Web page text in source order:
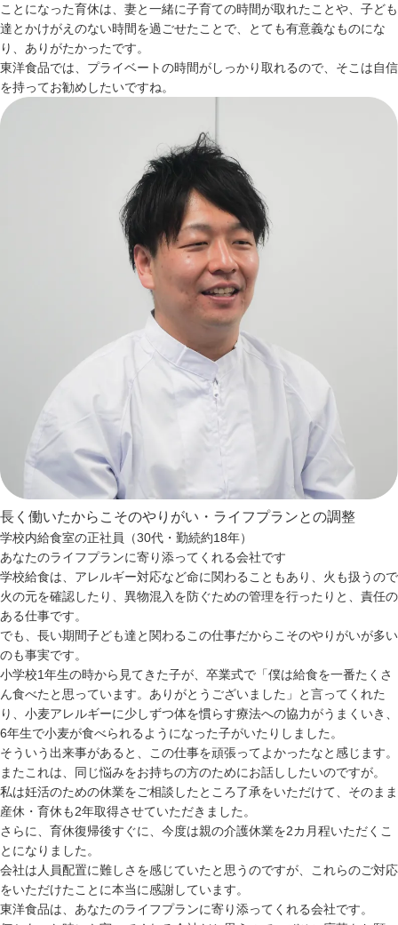
ことになった育休は、妻と一緒に子育ての時間が取れたことや、子ども
達とかけがえのない時間を過ごせたことで、とても有意義なものにな
り、ありがたかったです。
東洋食品では、プライベートの時間がしっかり取れるので、そこは自信
を持ってお勧めしたいですね。
長く働いたからこそのやりがい・ライフプランとの調整
学校内給食室の正社員（30代・勤続約18年）
あなたのライフプランに寄り添ってくれる会社です
学校給食は、アレルギー対応など命に関わることもあり、火も扱うので
火の元を確認したり、異物混入を防ぐための管理を行ったりと、責任の
ある仕事です。
でも、長い期間子ども達と関わるこの仕事だからこそのやりがいが多い
のも事実です。
小学校1年生の時から見てきた子が、卒業式で「僕は給食を一番たくさ
ん食べたと思っています。ありがとうございました」と言ってくれた
り、小麦アレルギーに少しずつ体を慣らす療法への協力がうまくいき、
6年生で小麦が食べられるようになった子がいたりしました。
そういう出来事があると、この仕事を頑張ってよかったなと感じます。
またこれは、同じ悩みをお持ちの方のためにお話ししたいのですが。
私は妊活のための休業をご相談したところ了承をいただけて、そのまま
産休・育休も2年取得させていただきました。
さらに、育休復帰後すぐに、今度は親の介護休業を2カ月程いただくこ
とになりました。
会社は人員配置に難しさを感じていたと思うのですが、これらのご対応
をいただけたことに本当に感謝しています。
東洋食品は、あなたのライフプランに寄り添ってくれる会社です。